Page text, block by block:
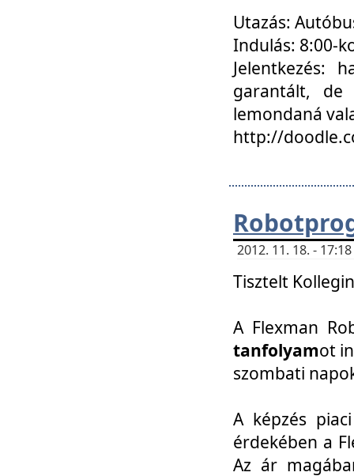
Utazás:
Indulás: 8:00-
Jelentkezés:
garantált, de
lemondaná
http://
2012. 11. 18. -
Tisztelt
A Flexman
tanfolyamot
szombati
A képzés
érdekében a
Az ár